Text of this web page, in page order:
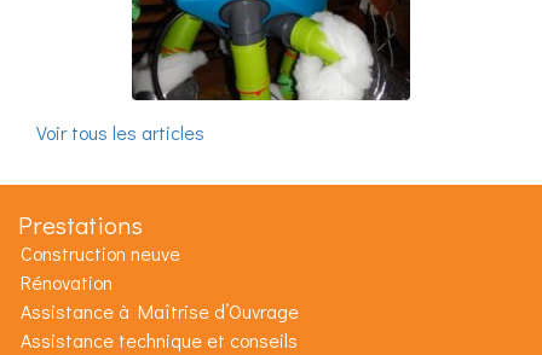
Voir tous les articles
Prestations
Construction neuve
Rénovation
Assistance à Maîtrise d’Ouvrage
Assistance technique et conseils